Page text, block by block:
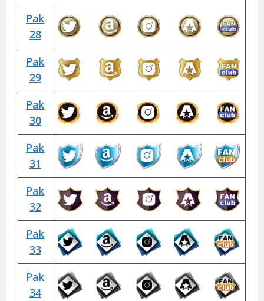
Pak
28
Pak
29
Pak
30
Pak
31
Pak
32
Pak
33
Pak
34